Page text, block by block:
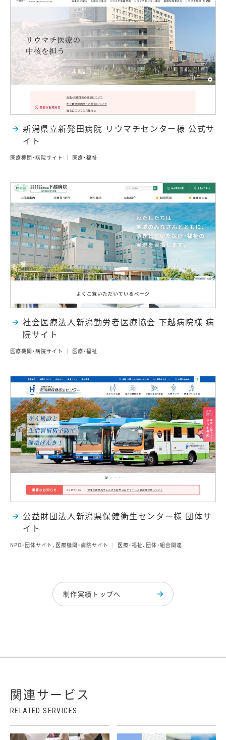
新潟県立新発田病院 リウマチセンター様 公式サ
イト
医療機関・病院サイト 医療・福祉
社会医療法人新潟勤労者医療協会 下越病院様 病
院サイト
医療機関・病院サイト 医療・福祉
公益財団法人新潟県保健衛生センター様 団体サ
イト
NPO・団体サイト、医療機関・病院サイト 医療・福祉、団体・組合関連
制作実績トップへ
関連サービス